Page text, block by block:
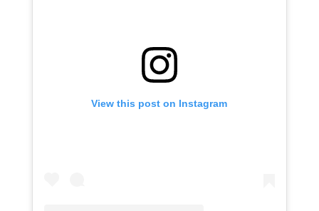
View this post on Instagram